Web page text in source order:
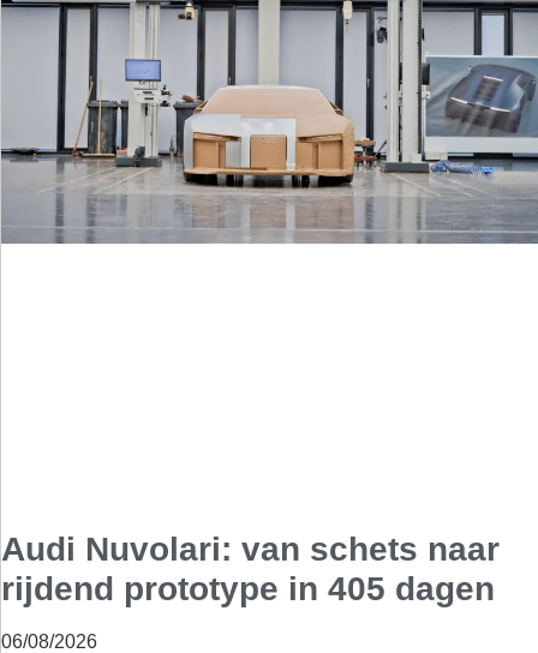
Audi Nuvolari: van schets naar
rijdend prototype in 405 dagen
06/08/2026